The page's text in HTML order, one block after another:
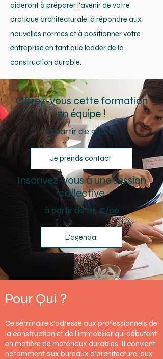
aideront à préparer l'avenir de votre
pratique architecturale, à répondre aux
nouvelles normes et à positionner votre
entreprise en tant que leader de la
construction durable.
Offrez-vous cette formation
en équipe !
à partir de 950 €
Je prends contact
Inscrivez-vous à une session
collective
à partir de 115 €/pp
L'agenda
Pour Qui ?
Ce séminaire s’adresse aux professionnels de
la construction et de l’immobilier qui débutent
en matière de matériaux durables. Il convient
notamment aux bureaux d’architecture, aux